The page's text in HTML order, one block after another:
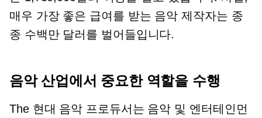
매우 가장 좋은 급여를 받는 음악 제작자는 종
종 수백만 달러를 벌어들입니다.
음악 산업에서 중요한 역할을 수행
The 현대 음악 프로듀서는 음악 및 엔터테인먼